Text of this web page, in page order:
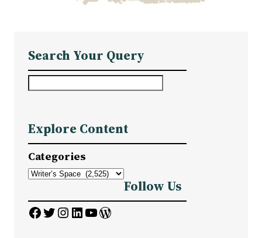
Search Your Query
r
c
h
Explore Content
Categories
Follow Us
Facebook Twitter InstagramLinkedIn YouTube WordPress